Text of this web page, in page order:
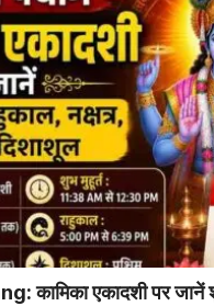
कामिका एकादशी पर जानें